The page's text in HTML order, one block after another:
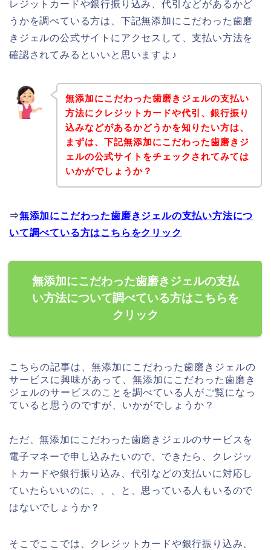
レジットカードや銀行振り込み、代引などがあるかど
うかを調べている方は、下記無添加にこだわった歯磨
きジェルの公式サイトにアクセスして、支払い方法を
確認されてみるといいと思いますよ♪
無添加にこだわった歯磨きジェルの支払い
方法にクレジットカードや代引、銀行振り
込みなどがあるかどうかを知りたい方は、
まずは、下記無添加にこだわった歯磨きジ
ェルの公式サイトをチェックされてみては
いかがでしょうか？
⇒無添加にこだわった歯磨きジェルの支払い方法につ
いて調べている方はこちらをクリック
無添加にこだわった歯磨きジェルの支払
い方法について調べている方はこちらを
クリック
こちらの記事は、無添加にこだわった歯磨きジェルの
サービスに興味があって、無添加にこだわった歯磨き
ジェルのサービスのことを調べている人がご覧になっ
ていると思うのですが、いかがでしょうか？
ただ、無添加にこだわった歯磨きジェルのサービスを
電子マネーで申し込みたいので、できたら、クレジッ
トカードや銀行振り込み、代引などの支払いに対応し
ていたらいいのに、、、と、思っている人もいるので
はないでしょうか？
そこでここでは、クレジットカードや銀行振り込み、